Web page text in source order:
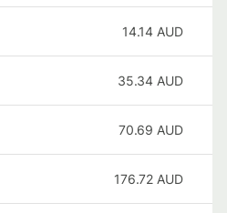
14.14 AUD
35.34 AUD
70.69 AUD
176.72 AUD